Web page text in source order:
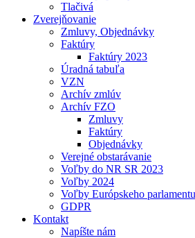
Tlačivá
Zverejňovanie
Zmluvy, Objednávky
Faktúry
Faktúry 2023
Úradná tabuľa
VZN
Archív zmlúv
Archív FZO
Zmluvy
Faktúry
Objednávky
Verejné obstarávanie
Voľby do NR SR 2023
Voľby 2024
Voľby Európskeho
GDPR
Kontakt
Napíšte nám